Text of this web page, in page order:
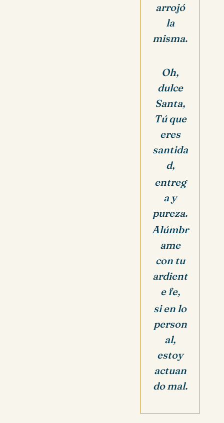
arrojó
la
misma.
Oh,
dulce
Santa,
Tú que
eres
santida
d,
entreg
a y
pureza.
Alúmbr
ame
con tu
ardient
e fe,
si en lo
person
al,
estoy
actuan
do mal.